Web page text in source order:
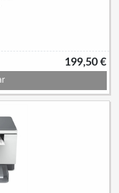
199,50 €